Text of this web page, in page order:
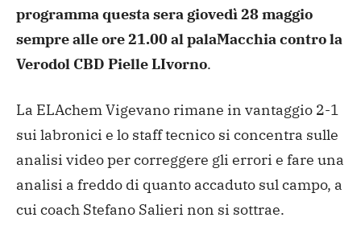
programma questa sera giovedì 28 maggio
sempre alle ore 21.00 al palaMacchia contro la
Verodol CBD Pielle LIvorno.
La ELAchem Vigevano rimane in vantaggio 2-1
sui labronici e lo staff tecnico si concentra sulle
analisi video per correggere gli errori e fare una
analisi a freddo di quanto accaduto sul campo, a
cui coach Stefano Salieri non si sottrae.